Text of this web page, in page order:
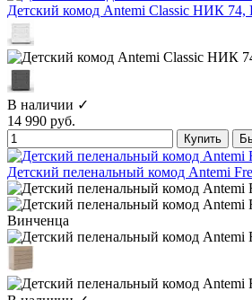
Детский комод Antemi Classic НИК 74,
В наличии ✓
14 990 руб.
Купить
Детский пеленальный комод Antemi